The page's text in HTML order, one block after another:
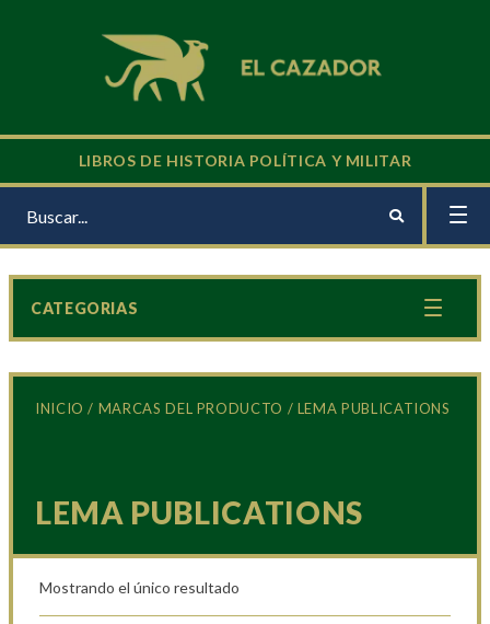
LIBROS DE HISTORIA POLÍTICA Y MILITAR
INICIO / MARCAS DEL PRODUCTO / LEMA PUBLICATIONS
LEMA PUBLICATIONS
Mostrando el único resultado
CATEGORIAS